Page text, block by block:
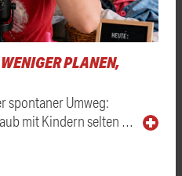
PLANEN,
spontaner Umweg:
mit Kindern selten …